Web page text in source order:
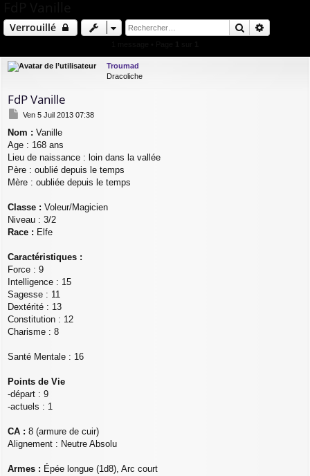
ci s
r
Verrouillé Rechercher
Troumad
Dracoliche
FdP Vanille
M
s
s
a
e
Ven 5 Juil 2013 07:38
Nom : Vanille
Age : 168 ans
Lieu de naissance : loin dans la vallée
Père : oublié depuis le temps
Mère : oubliée depuis le temps
Classe : Voleur/Magicien
Niveau : 3/2
Race : Elfe
Caractéristiques :
Force : 9
Intelligence : 15
Sagesse : 11
Dextérité : 13
Constitution : 12
Charisme : 8
Santé Mentale : 16
Points de Vie
-départ : 9
-actuels : 1
CA : 8 (armure de cuir)
Alignement : Neutre Absolu
Armes : Épée longue (1d8), Arc court